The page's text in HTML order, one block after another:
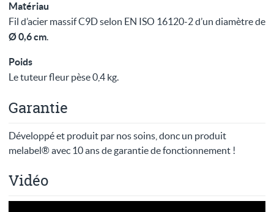
Matériau
Fil d’acier massif C9D selon EN ISO 16120-2 d’un diamètre de
Ø 0,6 cm.
Poids
Le tuteur fleur pèse 0,4 kg.
Garantie
Développé et produit par nos soins, donc un produit
melabel® avec 10 ans de garantie de fonctionnement !
Vidéo